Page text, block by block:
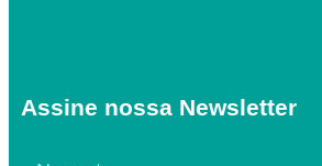
Assine nossa Newsletter